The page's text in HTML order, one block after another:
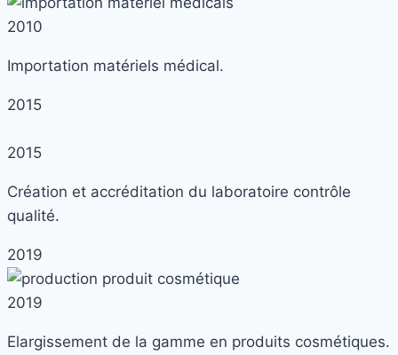
2010
Importation matériels médical.
2015
2015
Création et accréditation du laboratoire contrôle
qualité.
2019
2019
Elargissement de la gamme en produits cosmétiques.